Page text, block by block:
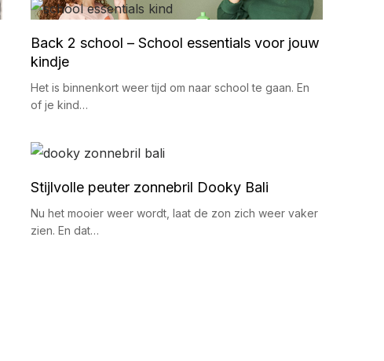
Back 2 school – School essentials voor jouw
kindje
Het is binnenkort weer tijd om naar school te gaan. En
of je kind…
Stijlvolle peuter zonnebril Dooky Bali
Nu het mooier weer wordt, laat de zon zich weer vaker
zien. En dat…